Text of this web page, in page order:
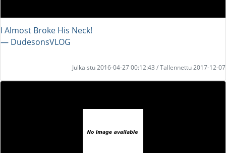
I Almost Broke His Neck!
― DudesonsVLOG
Julkaistu 2016-04-27 00:12:43 / Tallennettu 2017-12-07